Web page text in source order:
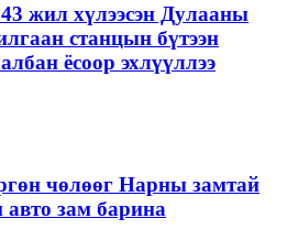
жил хүлээсэн Дулааны
станцын бүтээн
ёсоор эхлүүллээ
чөлөөг Нарны замтай
авто зам барина